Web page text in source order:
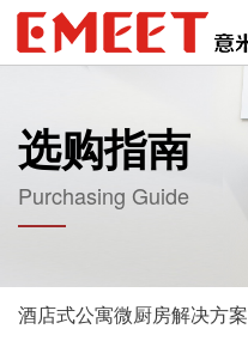
选购指南
Purchasing Guide
酒店式公寓微厨房解决方案